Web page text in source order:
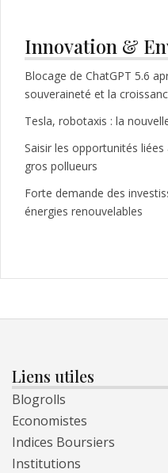
Innovation &
Blocage de ChatGPT 5.6
souveraineté et la
Tesla, robotaxis : la
Saisir les opportunités
gros pollueurs
Forte demande des
énergies renouvelables
Liens utiles
Blogrolls
Economistes
Indices Boursiers
Institutions